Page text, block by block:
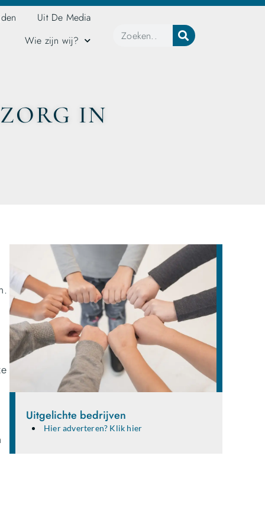
Uit De Media
Wie zijn wij?
IN
Uitgelichte bedrijven
Hier adverteren? Klik hier